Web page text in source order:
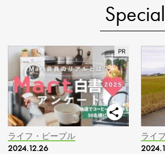
Special
ライフ・ピープル
2024.12.26
ライ